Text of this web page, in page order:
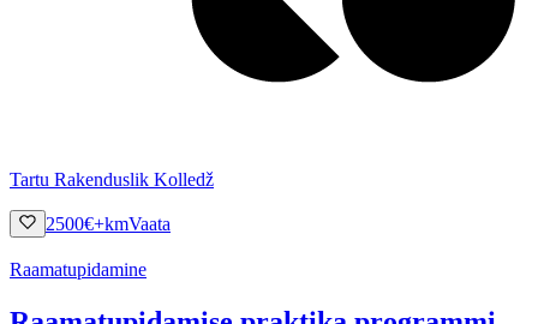
Tartu Rakenduslik Kolledž
2500€+kmVaata
Raamatupidamine